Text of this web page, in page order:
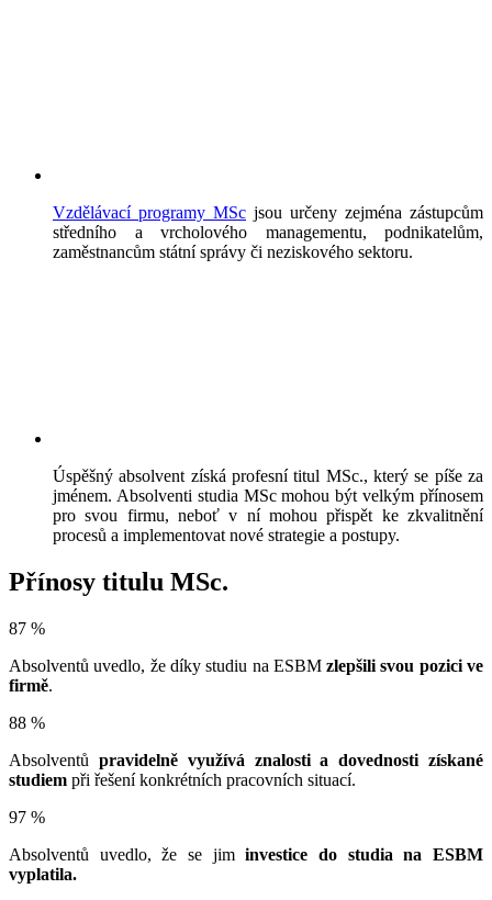
Vzdělávací programy MSc jsou určeny zejména zástupcům
středního a vrcholového managementu, podnikatelům,
zaměstnancům státní správy či neziskového sektoru.
Úspěšný absolvent získá profesní titul MSc., který se píše za
jménem. Absolventi studia MSc mohou být velkým přínosem
pro svou firmu, neboť v ní mohou přispět ke zkvalitnění
procesů a implementovat nové strategie a postupy.
Přínosy titulu MSc.
87 %
Absolventů uvedlo, že díky studiu na ESBMzlepšili svou pozici ve
firmě.
88 %
Absolventů pravidelně využívá znalosti a dovednosti získané
studiem při řešení konkrétních pracovních situací.
97 %
Absolventů uvedlo, že se jiminvestice do studia na ESBM
vyplatila.